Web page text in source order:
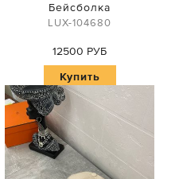
Бейсболка
LUX-104680
12500 РУБ
Купить